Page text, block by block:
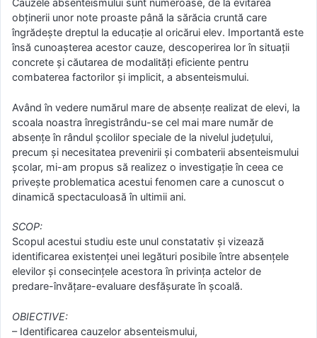
Cauzele absenteismului sunt numeroase, de la evitarea
obţinerii unor note proaste până la sărăcia cruntă care
îngrădește dreptul la educație al oricărui elev. Importantă este
însă cunoaşterea acestor cauze, descoperirea lor în situaţii
concrete și căutarea de modalități eficiente pentru
combaterea factorilor și implicit, a absenteismului.
Având în vedere numărul mare de absenţe realizat de elevi, la
scoala noastra înregistrându-se cel mai mare număr de
absențe în rândul școlilor speciale de la nivelul județului,
precum şi necesitatea prevenirii şi combaterii absenteismului
şcolar, mi-am propus să realizez o investigaţie în ceea ce
priveşte problematica acestui fenomen care a cunoscut o
dinamică spectaculoasă în ultimii ani.
SCOP:
Scopul acestui studiu este unul constatativ şi vizează
identificarea existenţei unei legături posibile între absenţele
elevilor şi consecinţele acestora în privinţa actelor de
predare-învăţare-evaluare desfăşurate în şcoală.
OBIECTIVE:
– Identificarea cauzelor absenteismului,